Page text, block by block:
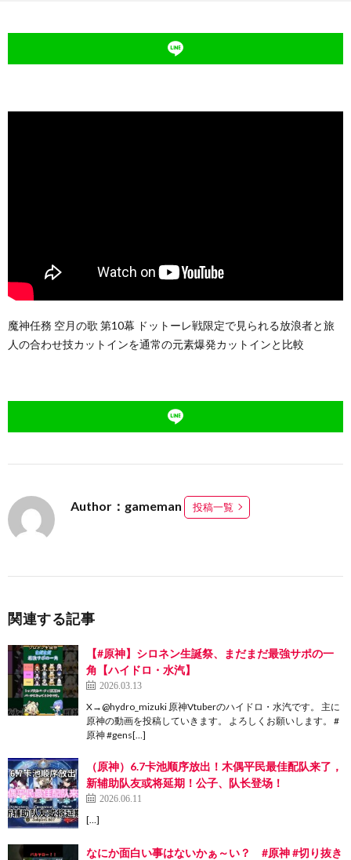
魔神任務 空月の歌 第10幕 ドットーレ戦限定で見られる放浪者と旅
人の合わせ技カットインを通常の元素爆発カットインと比較
Author：gameman 投稿一覧
関連する記事
【#原神】シロネン生誕祭、まだまだ最強サポの一
角【ハイドロ・水汽】
2026.03.13
X→@hydro_mizuki 原神Vtuberのハイドロ・水汽です。 主に
原神の動画を投稿していきます。 よろしくお願いします。 #
原神 #gens[…]
（原神）6.7卡池顺序放出！木偶平民最佳配队来了，
新辅助队友或将延期！公子、队长登场！
2026.06.11
[…]
なにか面白い事はないかぁ～い？ #原神 #切り抜き